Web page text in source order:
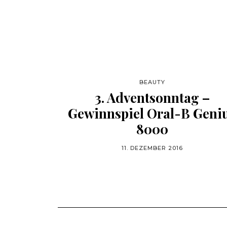
BEAUTY
3. Adventsonntag –
Gewinnspiel Oral-B
8000
11. DEZEMBER 2016